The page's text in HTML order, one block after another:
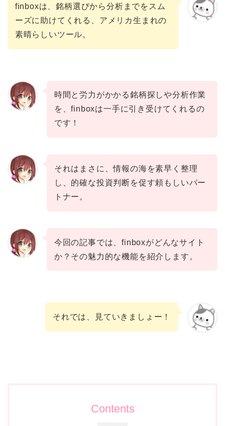
finboxは、銘柄選びから分析までをスム
ーズに助けてくれる、アメリカ生まれの
素晴らしいツール。
時間と労力がかかる銘柄探しや分析作業
を、finboxは一手に引き受けてくれるの
です！
それはまさに、情報の海を素早く整理
し、的確な投資判断を促す頼もしいパー
トナー。
今回の記事では、finboxがどんなサイト
か？その魅力的な機能を紹介します。
それでは、見ていきましょー！
Contents